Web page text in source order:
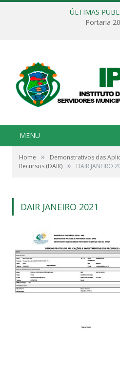
ÚLTIMAS
Portaria
MENU
Home »
Demonstrativos das
Recursos (DAIR) » DAIR JANEIRO
DAIR JANEIRO 2021